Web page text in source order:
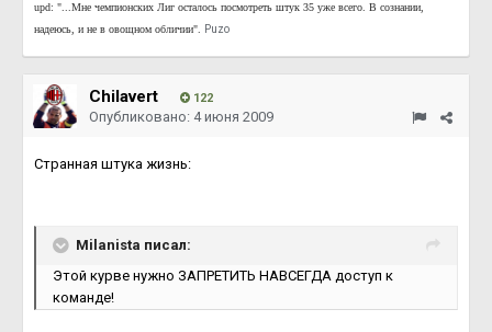
upd: "...Мне чемпионских Лиг осталось посмотреть штук 35 уже всего. В сознании,
надеюсь, и не в овощном обличии". Puzo
Chilavert 122
Опубликовано: 4 июня 2009
Странная штука жизнь:
Milanista писал:
Этой курве нужно ЗАПРЕТИТЬ НАВСЕГДА доступ к
команде!